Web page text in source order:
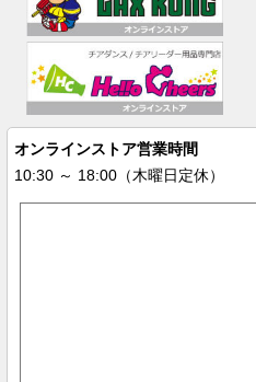
オンラインストア営業時間
10:30 ～ 18:00（木曜日定休）